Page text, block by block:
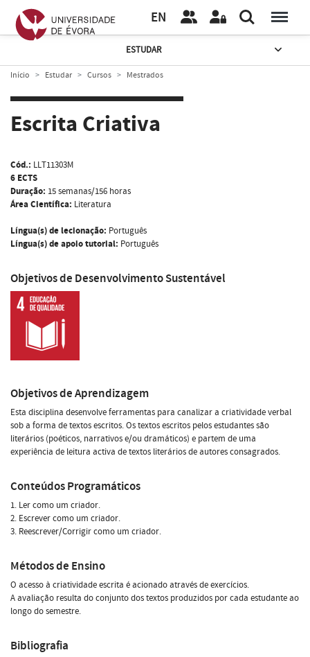
EN
ESTUDAR
Início Estudar Cursos Mestrados
Escrita Criativa
Cód.: LLT11303M
6 ECTS
Duração: 15 semanas/156 horas
Área Científica: Literatura
Língua(s) de lecionação: Português
Língua(s) de apoio tutorial: Português
Objetivos de Desenvolvimento Sustentável
Objetivos de Aprendizagem
Esta disciplina desenvolve ferramentas para canalizar a criatividade verbal
sob a forma de textos escritos. Os textos escritos pelos estudantes são
literários (poéticos, narrativos e/ou dramáticos) e partem de uma
experiência de leitura activa de textos literários de autores consagrados.
Conteúdos Programáticos
1. Ler como um criador.
2. Escrever como um criador.
3. Reescrever/Corrigir como um criador.
Métodos de Ensino
O acesso à criatividade escrita é acionado através de exercícios.
A avaliação resulta do conjunto dos textos produzidos por cada estudante ao
longo do semestre.
Bibliografia